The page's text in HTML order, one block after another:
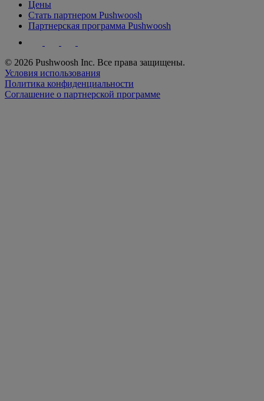
Цены
Стать партнером Pushwoosh
Партнерская программа Pushwoosh
© 2026 Pushwoosh Inc. Все права защищены.
Условия использования
Политика конфиденциальности
Соглашение о партнерской программе